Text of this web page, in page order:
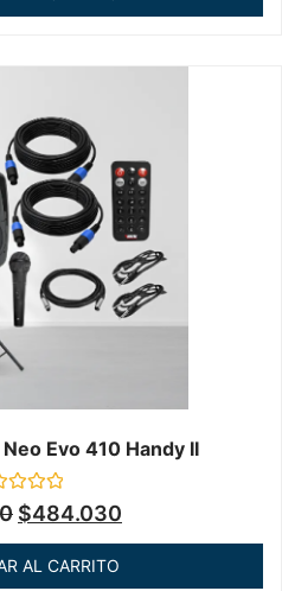
Evo 410 Handy II
$484.030
AL CARRITO